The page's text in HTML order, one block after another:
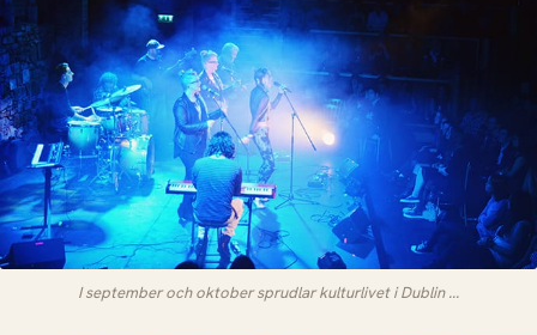
I september och oktober sprudlar kulturlivet i Dublin ...